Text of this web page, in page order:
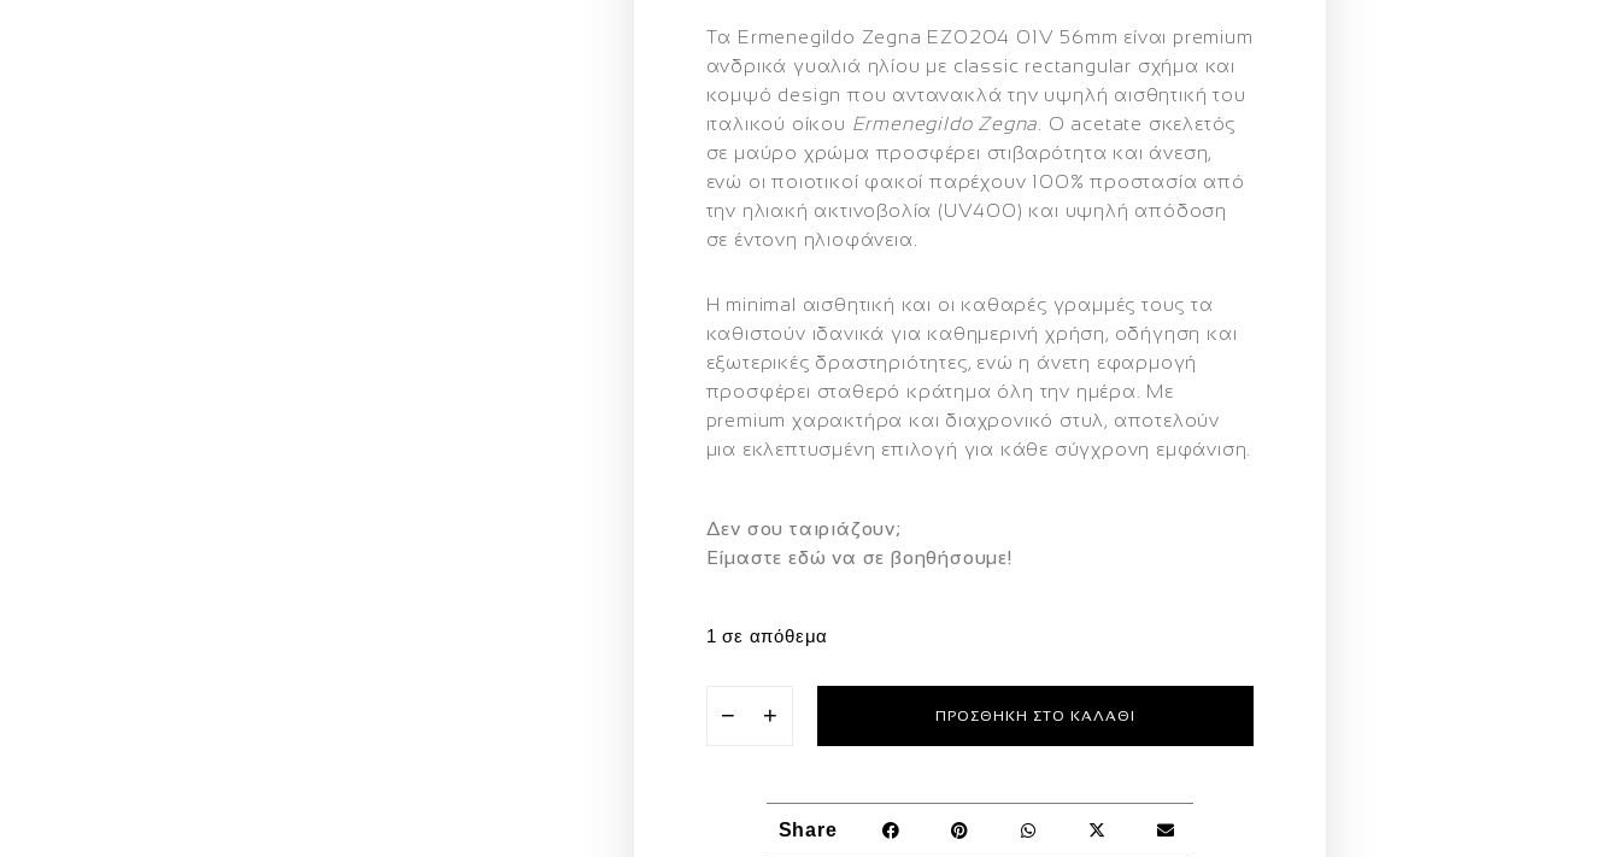
Τα Ermenegildo Zegna EZ0204 01V 56mm είναι premium
ανδρικά γυαλιά ηλίου με classic rectangular σχήμα και
κομψό design που αντανακλά την υψηλή αισθητική του
ιταλικού οίκου Ermenegildo Zegna . Ο acetate σκελετός
σε μαύρο χρώμα προσφέρει στιβαρότητα και άνεση,
ενώ οι ποιοτικοί φακοί παρέχουν 100% προστασία από
την ηλιακή ακτινοβολία (UV400) και υψηλή απόδοση
σε έντονη ηλιοφάνεια.
Η minimal αισθητική και οι καθαρές γραμμές τους τα
καθιστούν ιδανικά για καθημερινή χρήση, οδήγηση και
εξωτερικές δραστηριότητες, ενώ η άνετη εφαρμογή
προσφέρει σταθερό κράτημα όλη την ημέρα. Με
premium χαρακτήρα και διαχρονικό στυλ, αποτελούν
μια εκλεπτυσμένη επιλογή για κάθε σύγχρονη εμφάνιση.
Δεν σου ταιριάζουν;
Eίμαστε εδώ να σε βοηθήσουμε!
1 σε απόθεμα
− + ΠΡΟΣΘΉΚΗ ΣΤΟ ΚΑΛΆΘΙ
Share